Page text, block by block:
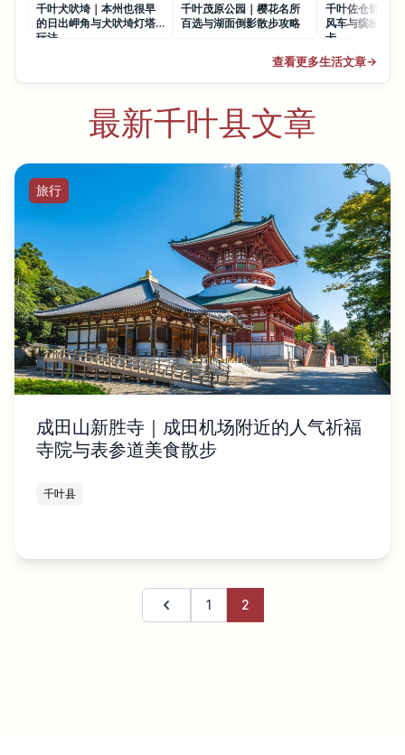
千叶犬吠埼｜本州也很早
的日出岬角与犬吠埼灯塔
玩法
千叶茂原公园｜樱花名所
百选与湖面倒影散步攻略
千叶佐仓郁金香
风车与缤纷花海
卡
查看更多生活文章→
最新千叶县文章
旅行
成田山新胜寺｜成田机场附近的人气祈福
寺院与表参道美食散步
千叶县
上一页 1 2